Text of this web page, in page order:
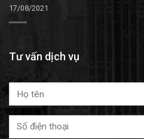
17/08/2021
Tư vấn dịch vụ